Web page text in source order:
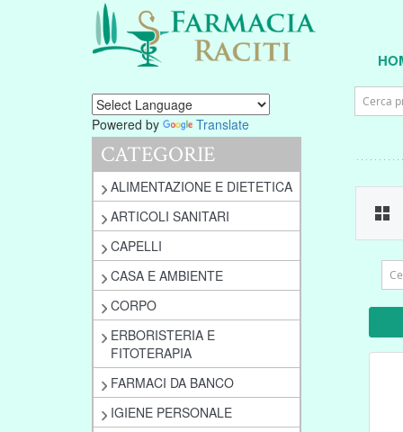
Powered by Translate
CATEGORIE
ALIMENTAZIONE E DIETETICA
ARTICOLI SANITARI
CAPELLI
CASA E AMBIENTE
CORPO
ERBORISTERIA E
FITOTERAPIA
FARMACI DA BANCO
IGIENE PERSONALE